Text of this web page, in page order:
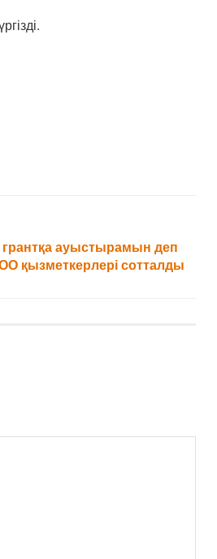
грантқа ауыстырамын деп
қызметкерлері сотталды